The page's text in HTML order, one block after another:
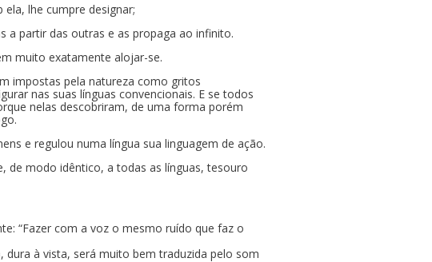
lhe cumpre designar;
a partir das outras e as propaga ao infinito.
muito exatamente alojar-se.
impostas pela natureza como gritos
nas suas línguas convencionais. E se todos
nelas descobriram, de uma forma porém
e regulou numa língua sua linguagem de ação.
de modo idêntico, a todas as línguas, tesouro
“Fazer com a voz o mesmo ruído que faz o
dura à vista, será muito bem traduzida pelo som